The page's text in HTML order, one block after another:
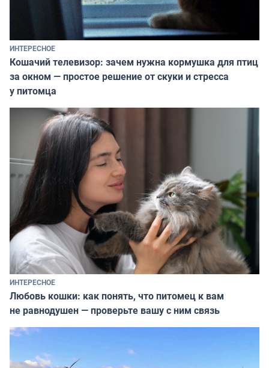
ИНТЕРЕСНОЕ
Кошачий телевизор: зачем нужна кормушка для птиц
за окном — простое решение от скуки и стресса
у питомца
ИНТЕРЕСНОЕ
Любовь кошки: как понять, что питомец к вам
не равнодушен — проверьте вашу с ним связь